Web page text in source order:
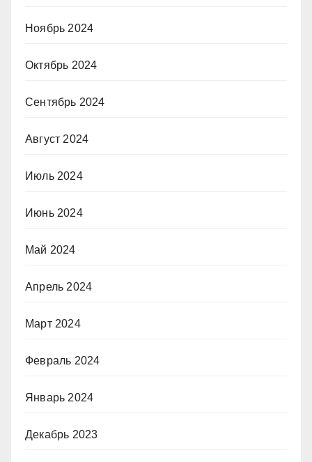
Ноябрь 2024
Октябрь 2024
Сентябрь 2024
Август 2024
Июль 2024
Июнь 2024
Май 2024
Апрель 2024
Март 2024
Февраль 2024
Январь 2024
Декабрь 2023